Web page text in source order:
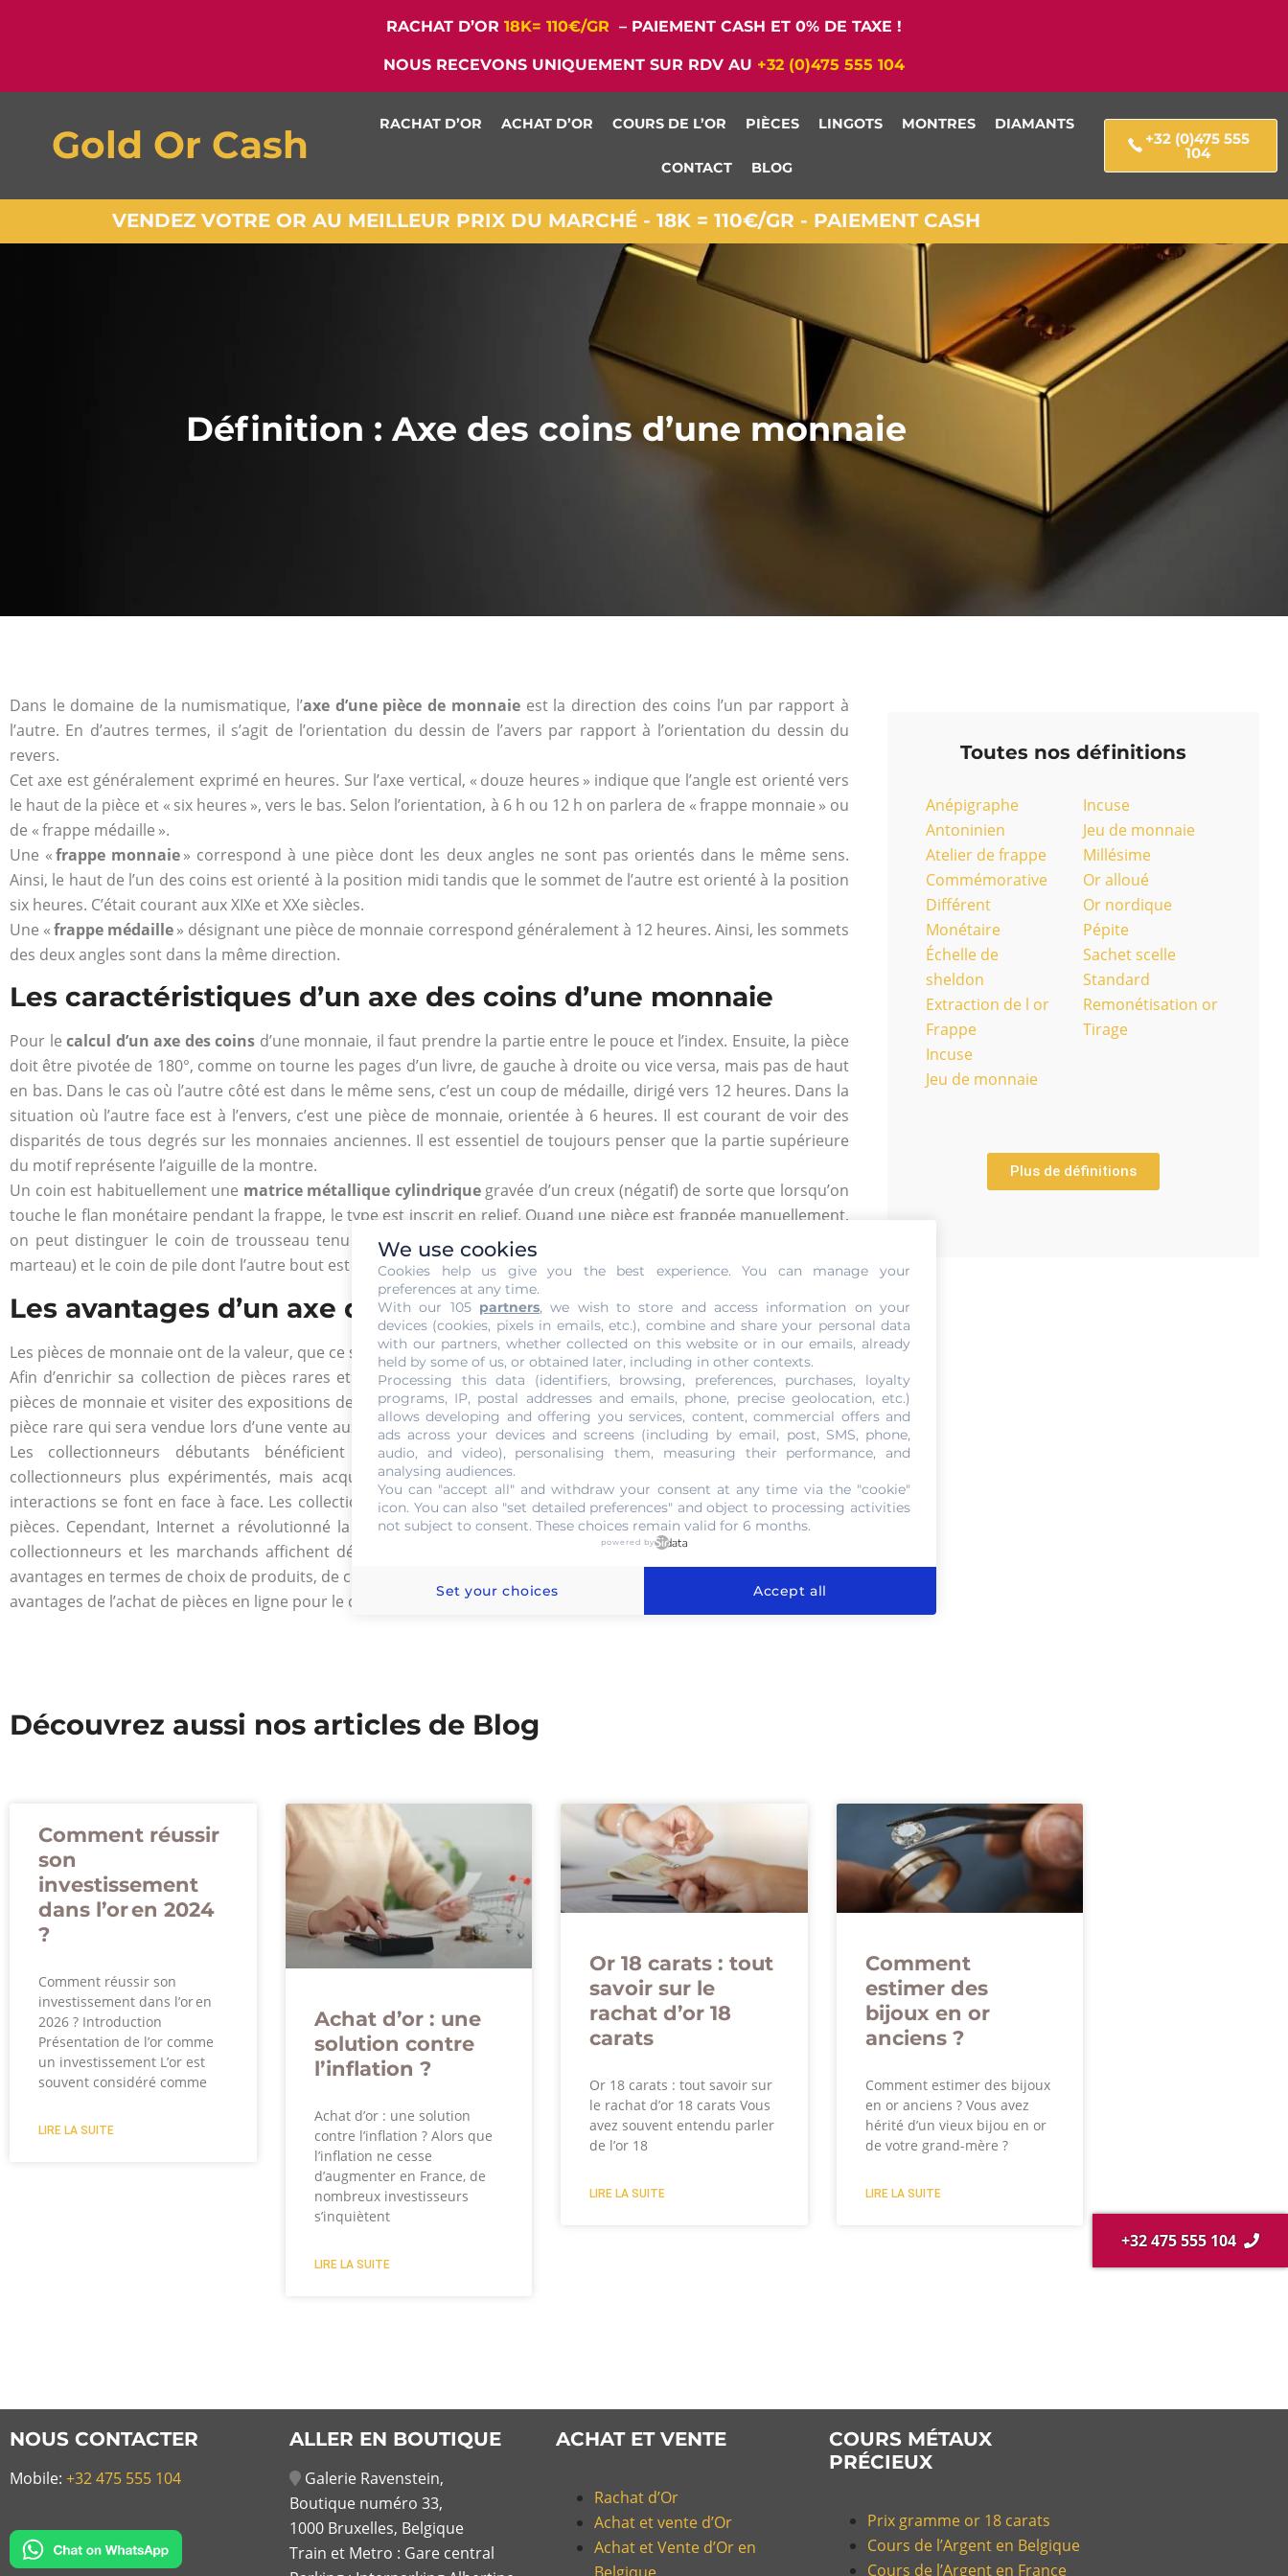
RACHAT D’OR 18K= 110€/GR – PAIEMENT CASH ET 0% DE TAXE !
NOUS RECEVONS UNIQUEMENT SUR RDV AU +32 (0)475 555 104
Gold Or Cash RACHAT D’OR ACHAT D’OR COURS DE L’OR PIÈCES LINGOTS MONTRES DIAMANTS
CONTACT BLOG
+32 (0)475 555
104
VENDEZ VOTRE OR AU MEILLEUR PRIX DU MARCHÉ - 18K = 110€/GR - PAIEMENT CASH
Définition : Axe des coins d’une monnaie
Dans le domaine de la numismatique, l’axe d’une pièce de monnaieest la direction des coins l’un par rapport à
l’autre. En d’autres termes, il s’agit de l’orientation du dessin de l’avers par rapport à l’orientation du dessin du
revers.
Cet axe est généralement exprimé en heures. Sur l’axe vertical, « douze heures » indique que l’angle est orienté vers
le haut de la pièce et « six heures », vers le bas. Selon l’orientation, à 6 h ou 12 h on parlera de « frappe monnaie » ou
de « frappe médaille ».
Une «frappe monnaie» correspond à une pièce dont les deux angles ne sont pas orientés dans le même sens.
Ainsi, le haut de l’un des coins est orienté à la position midi tandis que le sommet de l’autre est orienté à la position
six heures. C’était courant aux XIXe et XXe siècles.
Une «frappe médaille» désignant une pièce de monnaie correspond généralement à 12 heures. Ainsi, les sommets
des deux angles sont dans la même direction.
Les caractéristiques d’un axe des coins d’une monnaie
Pour lecalcul d’un axe des coins d’une monnaie, il faut prendre la partie entre le pouce et l’index. Ensuite, la pièce
doit être pivotée de 180°, comme on tourne les pages d’un livre, de gauche à droite ou vice versa, mais pas de haut
en bas. Dans le cas où l’autre côté est dans le même sens, c’est un coup de médaille, dirigé vers 12 heures. Dans la
situation où l’autre face est à l’envers, c’est une pièce de monnaie, orientée à 6 heures. Il est courant de voir des
disparités de tous degrés sur les monnaies anciennes. Il est essentiel de toujours penser que la partie supérieure
du motif représente l’aiguille de la montre.
Un coin est habituellement une matrice métallique cylindriquegravée d’un creux (négatif) de sorte que lorsqu’on
touche le flan monétaire pendant la frappe, le type est inscrit en relief. Quand une pièce est frappée manuellement,
on peut distinguer le coin de trousseau tenu à la main tenue par le monnayeur (
marteau) et le coin de pile dont l’autre bout est pris dans un billot qui recueillait le flan à frapper.
Les avantages d’un axe des coins d’une monnaie
Les pièces de monnaie ont de la valeur, que ce soit encollection ou en investissement.
Afin d’enrichir sa collection de pièces rares et de souvenirs similaires, vous devez souvent visiter un magasin de
pièces de monnaie et visiter des expositions de pièces de monnaie locales. Il est également possible de trouver une
pièce rare qui sera vendue lors d’une vente aux enchères de pièces ou des échanges avec un autre collectionneur.
Les collectionneurs débutants bénéficient non seulement d’articles supplémentaires achetés par des
collectionneurs plus expérimentés, mais acquièrent également de nouvelles connaissances. La plupart de ces
interactions se font en face à face. Les collectionneurs se rencontrent lors de foires et de ventes aux enchères de
pièces. Cependant, Internet a révolutionné la façon dont les pièces sont collectées, achetées et vendues
collectionneurs et les marchands affichent désormais leurs sélections en ligne, offrant aux acheteurs plusieurs
avantages en termes de choix de produits, de commodité et de confidentialité. Ce sont quelques-uns des principaux
avantages de l’achat de pièces en ligne pour le collectionneur ou pour un investisseur.
Toutes nos définitions
Anépigraphe
Antoninien
Atelier de frappe
Commémorative
Différent
Monétaire
Échelle de
sheldon
Extraction de l or
Frappe
Incuse
Jeu de monnaie
Incuse
Jeu de monnaie
Millésime
Or alloué
Or nordique
Pépite
Sachet scelle
Standard
Remonétisation or
Tirage
Plus de définitions
Découvrez aussi nos articles de Blog
Comment réussir
son
investissement
dans l’or en 2024
?
Comment réussir son
investissement dans l’or en
2026 ? Introduction
Présentation de l’or comme
un investissement L’or est
souvent considéré comme
LIRE LA SUITE
Achat d’or : une
solution contre
l’inflation ?
Achat d’or : une solution
contre l’inflation ? Alors que
l’inflation ne cesse
d’augmenter en France, de
nombreux investisseurs
s’inquiètent
LIRE LA SUITE
Or 18 carats : tout
savoir sur le
rachat d’or 18
carats
Or 18 carats : tout savoir sur
le rachat d’or 18 carats Vous
avez souvent entendu parler
de l’or 18
LIRE LA SUITE
Comment
estimer des
bijoux en or
anciens ?
Comment estimer des bijoux
en or anciens ? Vous avez
hérité d’un vieux bijou en or
de votre grand-mère ?
LIRE LA SUITE
NOUS CONTACTER
Mobile: +32 475 555 104
+32 475 555 104
ALLER EN BOUTIQUE
Galerie Ravenstein,
Boutique numéro 33,
1000 Bruxelles, Belgique
Train et Metro : Gare central
ACHAT ET VENTE
Rachat d’Or
Achat et vente d’Or
Achat et Vente d’Or en
COURS MÉTAUX
PRÉCIEUX
Prix gramme or 18 carats
Cours de l’Argent en Belgique
Cours de l’Argent en France
We use cookies
Cookies help us give you the best experience. You can manage your
preferences at any time.
With our 105 partners, we wish to store and access information on your
devices (cookies, pixels in emails, etc.), combine and share your personal data
with our partners, whether collected on this website or in our emails, already
held by some of us, or obtained later, including in other contexts.
Processing this data (identifiers, browsing, preferences, purchases, loyalty
programs, IP, postal addresses and emails, phone, precise geolocation, etc.)
allows developing and offering you services, content, commercial offers and
ads across your devices and screens (including by email, post, SMS, phone,
audio, and video), personalising them, measuring their performance, and
analysing audiences.
You can "accept all" and withdraw your consent at any time via the "cookie"
icon. You can also "set detailed preferences" and object to processing activities
not subject to consent. These choices remain valid for 6 months.
powered by
Set your choices Accept all